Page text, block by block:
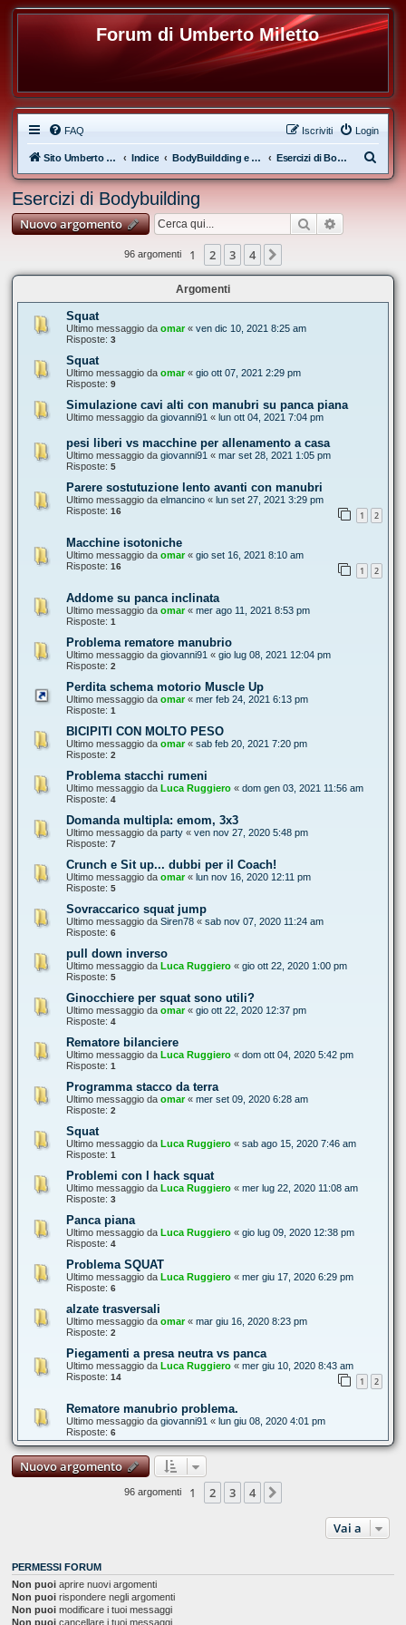
Forum di Umberto Miletto
FAQ Login
Iscriviti
Sito Umberto Miletto Indice BodyBuildding e Allenamento con i Pesi Esercizi di Bodybuilding
e
Esercizi di Bodybuilding
Nuovo argomento Cerca
96 argomenti 1 2 3 4
Argomenti
Squat
Ultimo messaggio da omar« ven dic 10, 2021 8:25 am
Risposte: 3
Squat
Ultimo messaggio da omar« gio ott 07, 2021 2:29 pm
Risposte: 9
Simulazione cavi alti con manubri su panca piana
Ultimo messaggio da giovanni91 « lun ott 04, 2021 7:04 pm
pesi liberi vs macchine per allenamento a casa
Ultimo messaggio da giovanni91 « mar set 28, 2021 1:05 pm
Risposte: 5
Parere sostutuzione lento avanti con manubri
Ultimo messaggio da elmancino « lun set 27, 2021 3:29 pm
Risposte: 16 1 2
Macchine isotoniche
Ultimo messaggio da omar« gio set 16, 2021 8:10 am
Risposte: 16 1 2
Addome su panca inclinata
Ultimo messaggio da omar« mer ago 11, 2021 8:53 pm
Risposte: 1
Problema rematore manubrio
Ultimo messaggio da giovanni91 « gio lug 08, 2021 12:04 pm
Risposte: 2
Perdita schema motorio Muscle Up
Ultimo messaggio da omar« mer feb 24, 2021 6:13 pm
Risposte: 1
BICIPITI CON MOLTO PESO
Ultimo messaggio da omar« sab feb 20, 2021 7:20 pm
Risposte: 2
Problema stacchi rumeni
Ultimo messaggio da Luca Ruggiero « dom gen 03, 2021 11:56 am
Risposte: 4
Domanda multipla: emom, 3x3
Ultimo messaggio da party « ven nov 27, 2020 5:48 pm
Risposte: 7
Crunch e Sit up... dubbi per il Coach!
Ultimo messaggio da omar« lun nov 16, 2020 12:11 pm
Risposte: 5
Sovraccarico squat jump
Ultimo messaggio da Siren78 « sab nov 07, 2020 11:24 am
Risposte: 6
pull down inverso
Ultimo messaggio da Luca Ruggiero « gio ott 22, 2020 1:00 pm
Risposte: 5
Ginocchiere per squat sono utili?
Ultimo messaggio da omar« gio ott 22, 2020 12:37 pm
Risposte: 4
Rematore bilanciere
Ultimo messaggio da Luca Ruggiero « dom ott 04, 2020 5:42 pm
Risposte: 1
Programma stacco da terra
Ultimo messaggio da omar« mer set 09, 2020 6:28 am
Risposte: 2
Squat
Ultimo messaggio da Luca Ruggiero « sab ago 15, 2020 7:46 am
Risposte: 1
Problemi con l hack squat
Ultimo messaggio da Luca Ruggiero « mer lug 22, 2020 11:08 am
Risposte: 3
Panca piana
Ultimo messaggio da Luca Ruggiero « gio lug 09, 2020 12:38 pm
Risposte: 4
Problema SQUAT
Ultimo messaggio da Luca Ruggiero « mer giu 17, 2020 6:29 pm
Risposte: 6
alzate trasversali
Ultimo messaggio da omar« mar giu 16, 2020 8:23 pm
Risposte: 2
Piegamenti a presa neutra vs panca
Ultimo messaggio da Luca Ruggiero « mer giu 10, 2020 8:43 am
Risposte: 14 1 2
Rematore manubrio problema.
Ultimo messaggio da giovanni91 « lun giu 08, 2020 4:01 pm
Risposte: 6
Nuovo argomento
96 argomenti 1 2 3 4
Vai a
PERMESSI FORUM
Non puoi aprire nuovi argomenti
Non puoi rispondere negli argomenti
Non puoi modificare i tuoi messaggi
Non puoi cancellare i tuoi messaggi